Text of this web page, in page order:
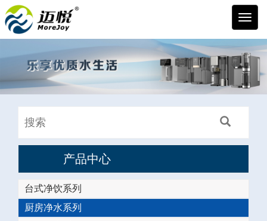
迈悦
产品中心
台式净饮系列
厨房净水系列